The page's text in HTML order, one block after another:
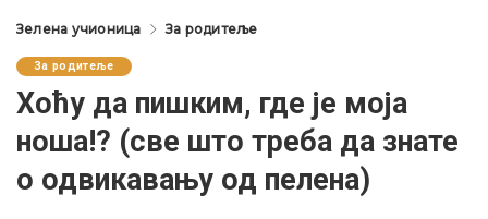
Зелена учионица За родитеље
За родитеље
Хоћу да пишким, где је моја
ноша!? (све што треба да знате
о одвикавању од пелена)